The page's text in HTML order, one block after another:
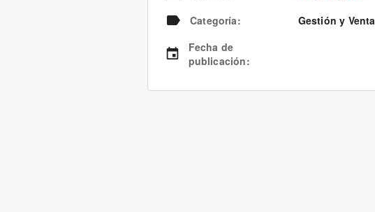
Categoría:
Gestión y
Fecha de
publicación: